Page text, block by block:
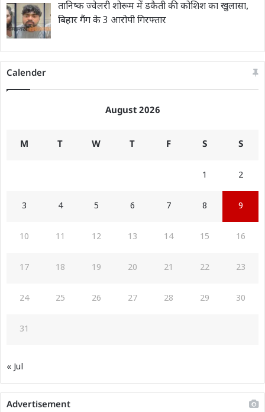
तानिष्क ज्वेलरी शोरूम में डकैती की कोशिश का खुलासा,
बिहार गैंग के 3 आरोपी गिरफ्तार
Calender
August 2026
M T W T F S S
1 2
3 4 5 6 7 8 9
10 11 12 13 14 15 16
17 18 19 20 21 22 23
24 25 26 27 28 29 30
31
« Jul
Advertisement